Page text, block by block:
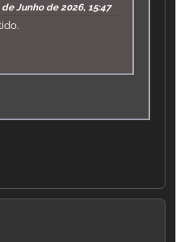
Junho de 2026, 15:47